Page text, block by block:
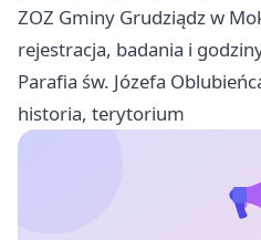
ZOZ Gminy Grudziądz w
rejestracja, badania i
Parafia św. Józefa
historia, terytorium